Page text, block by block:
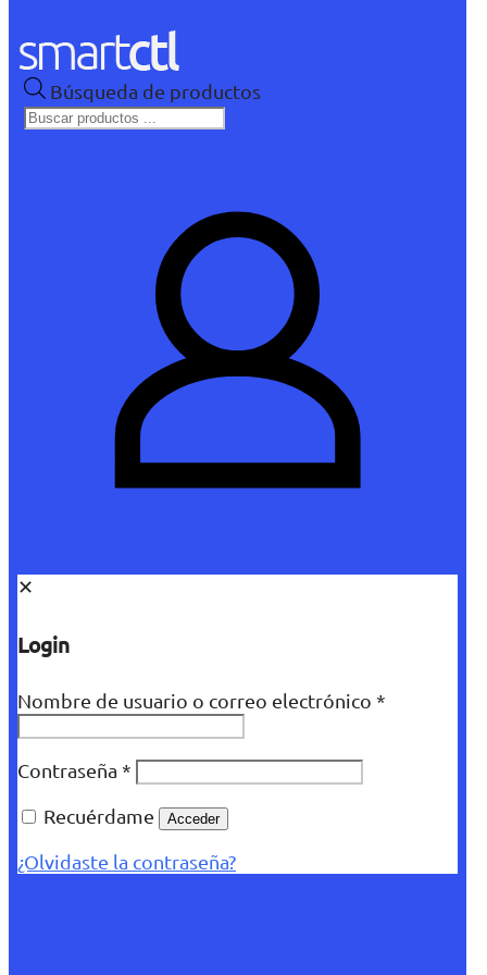
Búsqueda de productos
✕
Login
Nombre de usuario o correo electrónico *
Contraseña *
Recuérdame
Acceder
¿Olvidaste la contraseña?